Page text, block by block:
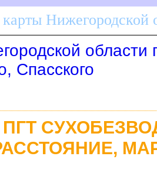
Нижегородской
области
Спасского